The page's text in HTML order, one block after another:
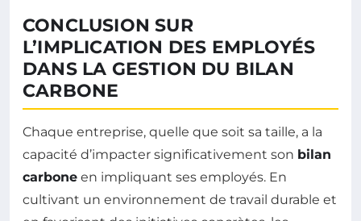
CONCLUSION SUR
L’IMPLICATION DES EMPLOYÉS
DANS LA GESTION DU BILAN
CARBONE
Chaque entreprise, quelle que soit sa taille, a la
capacité d’impacter significativement son bilan
carbone en impliquant ses employés. En
cultivant un environnement de travail durable et